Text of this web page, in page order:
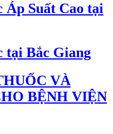
Áp Suất Cao tại
tại Bắc Giang
VÀ
BỆNH VIỆN